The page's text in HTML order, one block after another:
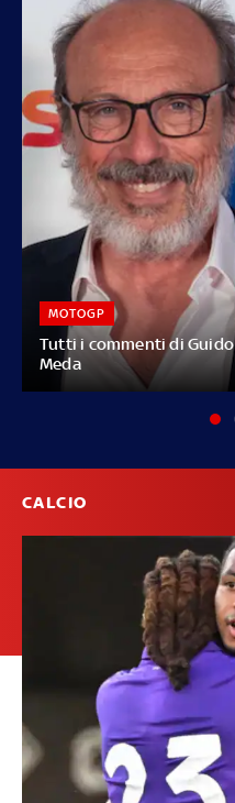
MOTOGP
Tutti i commenti di Guido
Meda
CALCIO